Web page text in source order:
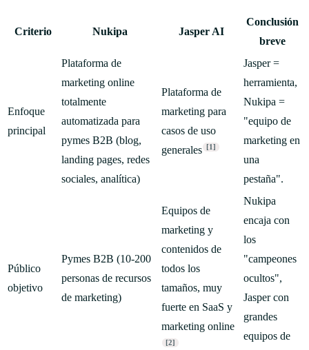
Criterio Nukipa Jasper AI
Conclusión
breve
Enfoque
principal
Plataforma de
marketing online
totalmente
automatizada para
pymes B2B (blog,
landing pages, redes
sociales, analítica)
Plataforma de
marketing para
casos de uso
generales [1]
Jasper =
herramienta,
Nukipa =
"equipo de
marketing en
una
pestaña".
Público
objetivo
Pymes B2B (10-200
personas de recursos
de marketing)
Equipos de
marketing y
contenidos de
todos los
tamaños, muy
fuerte en SaaS y
marketing online
[2]
Nukipa
encaja con
los
"campeones
ocultos",
Jasper con
grandes
equipos de